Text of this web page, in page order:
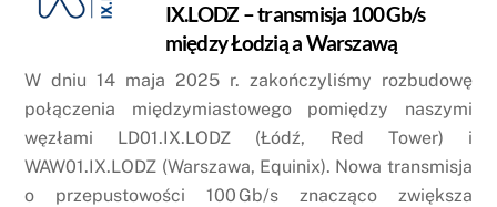
IX.LODZ – transmisja 100 Gb/s
między Łodzią a Warszawą
W dniu 14 maja 2025 r. zakończyliśmy rozbudowę
połączenia międzymiastowego pomiędzy naszymi
węzłami LD01.IX.LODZ (Łódź, Red Tower) i
WAW01.IX.LODZ (Warszawa, Equinix). Nowa transmisja
o przepustowości 100 Gb/s znacząco zwiększa